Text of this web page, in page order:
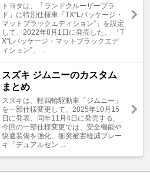
トヨタは、「ランドクルーザープラ
ド」に特別仕様車「TX“Lパッケージ・
マットブラックエディション”」を設定
して、2022年8月1日に発売した。 「T
X“Lパッケージ・マットブラックエデ
ィション”」 ...
スズキ ジムニーのカスタム
まとめ
スズキは、軽四輪駆動車「ジムニー」
を一部仕様変更して、2025年10月15
日に発表、同年11月4日に発売する。
今回の一部仕様変更では、安全機能や
快適装備を強化。衝突被害軽減ブレー
キ「デュアルセン ...